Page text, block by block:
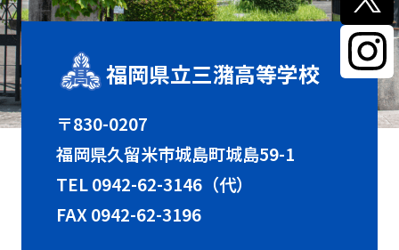
福岡県立三潴高等学校
〒830-0207
福岡県久留米市城島町城島59-1
TEL0942-62-3146（代）
FAX 0942-62-3196